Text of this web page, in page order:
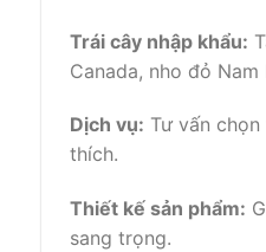
Trái cây nhập khẩu:
Canada, nho đỏ Nam
Dịch vụ: Tư vấn
thích.
Thiết kế sản phẩm:
sang trọng.